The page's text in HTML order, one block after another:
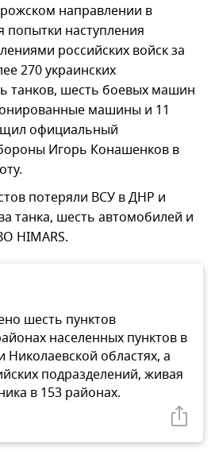
направлении в
попытки наступления
российских войск за
270 украинских
танков, шесть боевых машин
машины и 11
официальный
Игорь Конашенков в
потеряли ВСУ в ДНР и
танка, шесть автомобилей и
HIMARS.
шесть пунктов
населенных пунктов в
областях, а
подразделений, живая
в 153 районах.